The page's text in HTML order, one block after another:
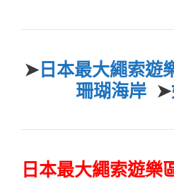
➤日本最大繩索遊
珊瑚海岸➤
日本最大繩索遊樂